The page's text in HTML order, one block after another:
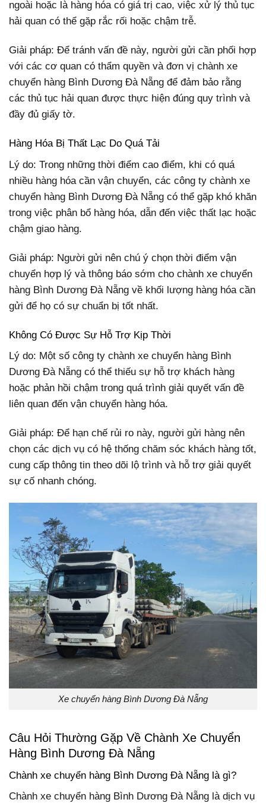
ngoài hoặc là hàng hóa có giá trị cao, việc xử lý thủ tục
hải quan có thể gặp rắc rối hoặc chậm trễ.
Giải pháp: Để tránh vấn đề này, người gửi cần phối hợp
với các cơ quan có thẩm quyền và đơn vị chành xe
chuyển hàng Bình Dương Đà Nẵng để đảm bảo rằng
các thủ tục hải quan được thực hiện đúng quy trình và
đầy đủ giấy tờ.
Hàng Hóa Bị Thất Lạc Do Quá Tải
Lý do: Trong những thời điểm cao điểm, khi có quá
nhiều hàng hóa cần vận chuyển, các công ty chành xe
chuyển hàng Bình Dương Đà Nẵng có thể gặp khó khăn
trong việc phân bổ hàng hóa, dẫn đến việc thất lạc hoặc
chậm giao hàng.
Giải pháp: Người gửi nên chú ý chọn thời điểm vận
chuyển hợp lý và thông báo sớm cho chành xe chuyển
hàng Bình Dương Đà Nẵng về khối lượng hàng hóa cần
gửi để họ có sự chuẩn bị tốt nhất.
Không Có Được Sự Hỗ Trợ Kịp Thời
Lý do: Một số công ty chành xe chuyển hàng Bình
Dương Đà Nẵng có thể thiếu sự hỗ trợ khách hàng
hoặc phản hồi chậm trong quá trình giải quyết vấn đề
liên quan đến vận chuyển hàng hóa.
Giải pháp: Để hạn chế rủi ro này, người gửi hàng nên
chọn các dịch vụ có hệ thống chăm sóc khách hàng tốt,
cung cấp thông tin theo dõi lộ trình và hỗ trợ giải quyết
sự cố nhanh chóng.
Xe chuyển hàng Bình Dương Đà Nẵng
Câu Hỏi Thường Gặp Về Chành Xe Chuyển
Hàng Bình Dương Đà Nẵng
Chành xe chuyển hàng Bình Dương Đà Nẵng là gì?
Chành xe chuyển hàng Bình Dương Đà Nẵng là dịch vụ